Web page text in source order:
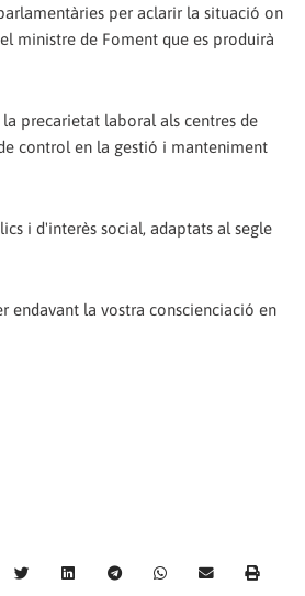
per aclarir la situació on
ministre de Foment que es produirà
precarietat laboral als centres de
control en la gestió i manteniment
i d'interès social, adaptats al segle
endavant la vostra conscienciació en